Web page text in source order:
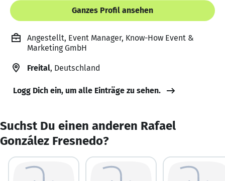
Ganzes Profil ansehen
Angestellt, Event Manager, Know-How Event &
Marketing GmbH
Freital, Deutschland
Logg Dich ein, um alle Einträge zu sehen.
Suchst Du einen anderen Rafael
González Fresnedo?